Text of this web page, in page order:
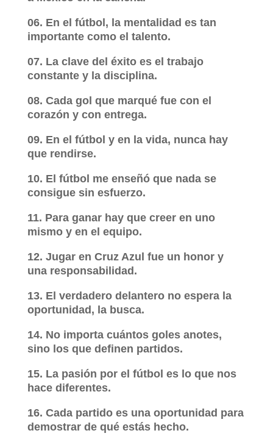
06. En el fútbol, la mentalidad es tan
importante como el talento.
07. La clave del éxito es el trabajo
constante y la disciplina.
08. Cada gol que marqué fue con el
corazón y con entrega.
09. En el fútbol y en la vida, nunca hay
que rendirse.
10. El fútbol me enseñó que nada se
consigue sin esfuerzo.
11. Para ganar hay que creer en uno
mismo y en el equipo.
12. Jugar en Cruz Azul fue un honor y
una responsabilidad.
13. El verdadero delantero no espera la
oportunidad, la busca.
14. No importa cuántos goles anotes,
sino los que definen partidos.
15. La pasión por el fútbol es lo que nos
hace diferentes.
16. Cada partido es una oportunidad para
demostrar de qué estás hecho.